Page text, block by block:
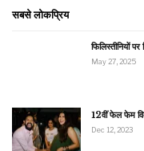
सबसे लोकप्रिय
फिलिस्तीनियों
May 27, 2025
12वीं फेल फेम
Dec 12, 2023